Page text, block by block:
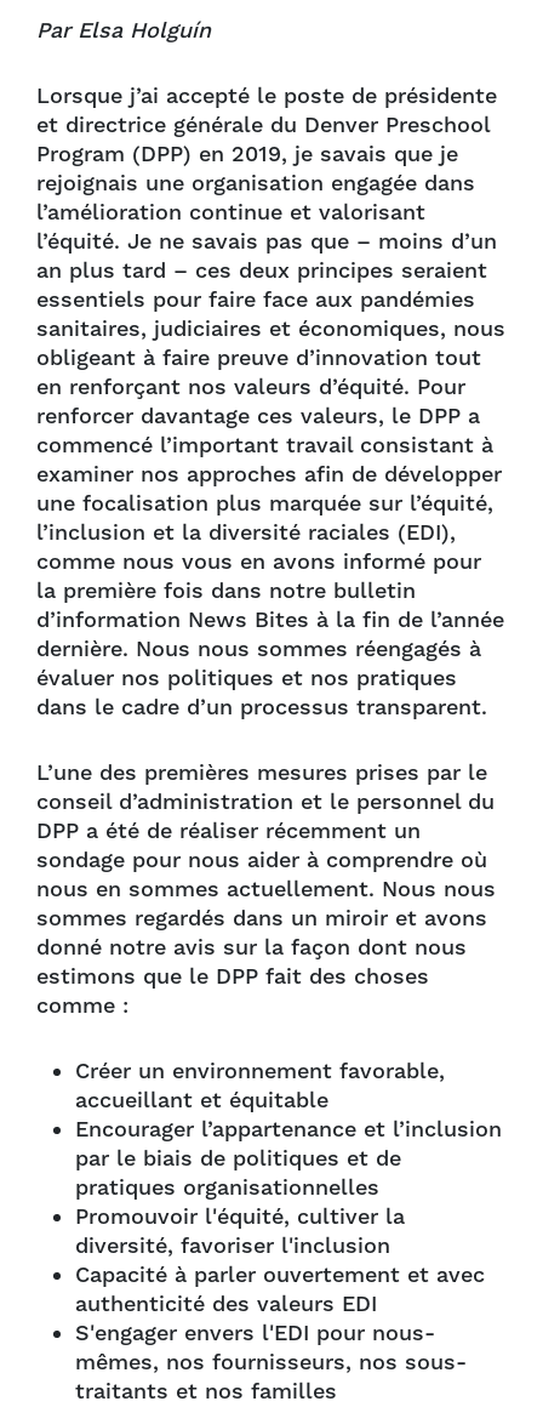
Par Elsa Holguín
Lorsque j’ai accepté le poste de présidente
et directrice générale du Denver Preschool
Program (DPP) en 2019, je savais que je
rejoignais une organisation engagée dans
l’amélioration continue et valorisant
l’équité. Je ne savais pas que – moins d’un
an plus tard – ces deux principes seraient
essentiels pour faire face aux pandémies
sanitaires, judiciaires et économiques, nous
obligeant à faire preuve d’innovation tout
en renforçant nos valeurs d’équité. Pour
renforcer davantage ces valeurs, le DPP a
commencé l’important travail consistant à
examiner nos approches afin de développer
une focalisation plus marquée sur l’équité,
l’inclusion et la diversité raciales (EDI),
comme nous vous en avons informé pour
la première fois dans notre bulletin
d’information News Bites à la fin de l’année
dernière. Nous nous sommes réengagés à
évaluer nos politiques et nos pratiques
dans le cadre d’un processus transparent.
L’une des premières mesures prises par le
conseil d’administration et le personnel du
DPP a été de réaliser récemment un
sondage pour nous aider à comprendre où
nous en sommes actuellement. Nous nous
sommes regardés dans un miroir et avons
donné notre avis sur la façon dont nous
estimons que le DPP fait des choses
comme :
Créer un environnement favorable,
accueillant et équitable
Encourager l’appartenance et l’inclusion
par le biais de politiques et de
pratiques organisationnelles
Promouvoir l'équité, cultiver la
diversité, favoriser l'inclusion
Capacité à parler ouvertement et avec
authenticité des valeurs EDI
S'engager envers l'EDI pour nous-
mêmes, nos fournisseurs, nos sous-
traitants et nos familles